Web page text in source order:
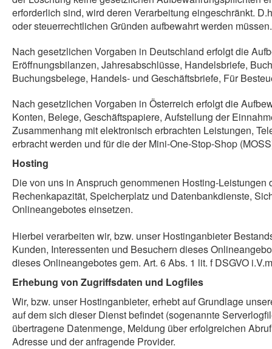
erforderlich sind, wird deren Verarbeitung eingeschränkt.
oder steuerrechtlichen Gründen aufbewahrt werden müssen.
Nach gesetzlichen Vorgaben in Deutschland erfolgt die
Eröffnungsbilanzen, Jahresabschlüsse, Handelsbriefe,
Buchungsbelege, Handels- und Geschäftsbriefe, Für
Nach gesetzlichen Vorgaben in Österreich erfolgt die
Konten, Belege, Geschäftspapiere, Aufstellung der
Zusammenhang mit elektronisch erbrachten Leistungen,
erbracht werden und für die der Mini-One-Stop-Shop
Hosting
Die von uns in Anspruch genommenen Hosting-
Rechenkapazität, Speicherplatz und Datenbankdienste,
Onlineangebotes einsetzen.
Hierbei verarbeiten wir, bzw. unser Hostinganbieter
Kunden, Interessenten und Besuchern dieses
dieses Onlineangebotes gem. Art. 6 Abs. 1 lit. f DSGVO
Erhebung von Zugriffsdaten und Logfiles
Wir, bzw. unser Hostinganbieter, erhebt auf Grundlage
auf dem sich dieser Dienst befindet (sogenannte
übertragene Datenmenge, Meldung über erfolgreichen
Adresse und der anfragende Provider.